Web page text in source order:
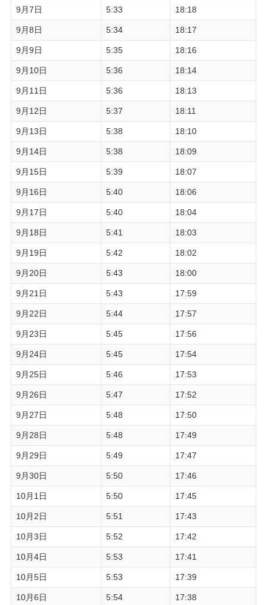
9月7日 5:33 18:18
9月8日 5:34 18:17
9月9日 5:35 18:16
9月10日 5:36 18:14
9月11日 5:36 18:13
9月12日 5:37 18:11
9月13日 5:38 18:10
9月14日 5:38 18:09
9月15日 5:39 18:07
9月16日 5:40 18:06
9月17日 5:40 18:04
9月18日 5:41 18:03
9月19日 5:42 18:02
9月20日 5:43 18:00
9月21日 5:43 17:59
9月22日 5:44 17:57
9月23日 5:45 17:56
9月24日 5:45 17:54
9月25日 5:46 17:53
9月26日 5:47 17:52
9月27日 5:48 17:50
9月28日 5:48 17:49
9月29日 5:49 17:47
9月30日 5:50 17:46
10月1日 5:50 17:45
10月2日 5:51 17:43
10月3日 5:52 17:42
10月4日 5:53 17:41
10月5日 5:53 17:39
10月6日 5:54 17:38